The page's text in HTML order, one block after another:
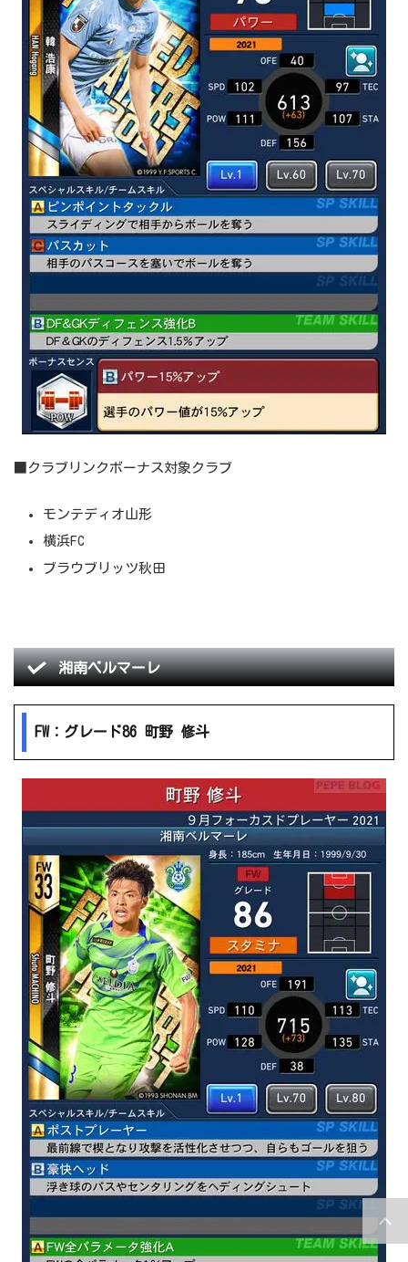
■クラブリンクボーナス対象クラブ
モンテディオ山形
横浜FC
ブラウブリッツ秋田
湘南ベルマーレ
FW：グレード86 町野 修斗